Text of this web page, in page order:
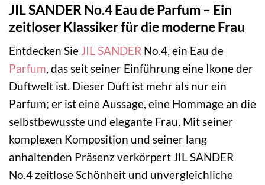
JIL SANDER No.4 Eau de Parfum – Ein
zeitloser Klassiker für die moderne Frau
Entdecken Sie JIL SANDER No.4, ein Eau de
Parfum, das seit seiner Einführung eine Ikone der
Duftwelt ist. Dieser Duft ist mehr als nur ein
Parfum; er ist eine Aussage, eine Hommage an die
selbstbewusste und elegante Frau. Mit seiner
komplexen Komposition und seiner lang
anhaltenden Präsenz verkörpert JIL SANDER
No.4 zeitlose Schönheit und unvergleichliche